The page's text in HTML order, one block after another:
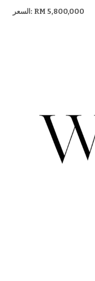
السعر: RM 5,800,000